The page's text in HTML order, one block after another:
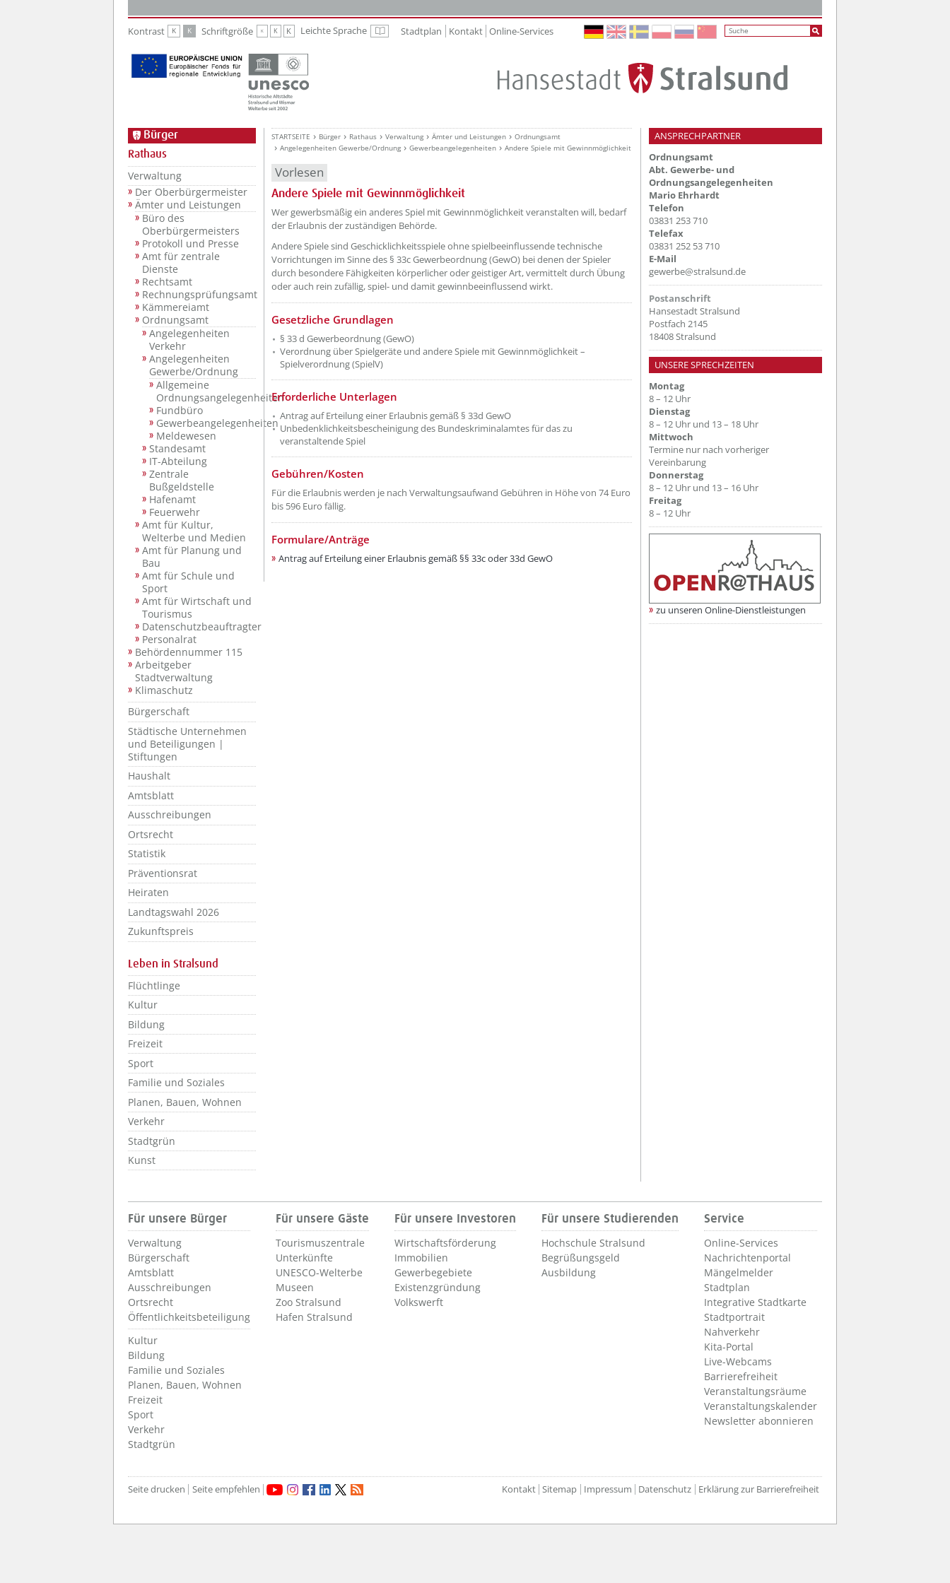
Kontrast K K Schriftgröße K K K Leichte Sprache Leichte Sprache
Stadtplan Kontakt Online-Services
Bürger
Rathaus
Verwaltung
Der Oberbürgermeister
Ämter und Leistungen
Büro des
Oberbürgermeisters
Protokoll und Presse
Amt für zentrale
Dienste
Rechtsamt
Rechnungsprüfungsamt
Kämmereiamt
Ordnungsamt
Angelegenheiten
Verkehr
Angelegenheiten
Gewerbe/Ordnung
Allgemeine
Ordnungsangelegenheiten
Fundbüro
Gewerbeangelegenheiten
Meldewesen
Standesamt
IT-Abteilung
Zentrale
Bußgeldstelle
Hafenamt
Feuerwehr
Amt für Kultur,
Welterbe und Medien
Amt für Planung und
Bau
Amt für Schule und
Sport
Amt für Wirtschaft und
Tourismus
Datenschutzbeauftragter
Personalrat
Behördennummer 115
Arbeitgeber
Stadtverwaltung
Klimaschutz
Bürgerschaft
Städtische Unternehmen
und Beteiligungen |
Stiftungen
Haushalt
Amtsblatt
Ausschreibungen
Ortsrecht
Statistik
Präventionsrat
Heiraten
Landtagswahl 2026
Zukunftspreis
Leben in Stralsund
Flüchtlinge
Kultur
Bildung
Freizeit
Sport
Familie und Soziales
Planen, Bauen, Wohnen
Verkehr
Stadtgrün
Kunst
STARTSEITE Bürger Rathaus Verwaltung Ämter und Leistungen
Ordnungsamt
Angelegenheiten Gewerbe/Ordnung
Gewerbeangelegenheiten Andere Spiele mit Gewinnmöglichkeit
Vorlesen
Andere Spiele mit Gewinnmöglichkeit
Wer gewerbsmäßig ein anderes Spiel mit Gewinnmöglichkeit veranstalten will, bedarf
der Erlaubnis der zuständigen Behörde.
Andere Spiele sind Geschicklichkeitsspiele ohne spielbeeinflussende technische
Vorrichtungen im Sinne des § 33c Gewerbeordnung (GewO) bei denen der Spieler
durch besondere Fähigkeiten körperlicher oder geistiger Art, vermittelt durch Übung
oder auch rein zufällig, spiel- und damit gewinnbeeinflussend wirkt.
Gesetzliche Grundlagen
§ 33 d Gewerbeordnung (GewO)
Verordnung über Spielgeräte und andere Spiele mit Gewinnmöglichkeit –
Spielverordnung (SpielV)
Erforderliche Unterlagen
Antrag auf Erteilung einer Erlaubnis gemäß § 33d GewO
Unbedenklichkeitsbescheinigung des Bundeskriminalamtes für das zu
veranstaltende Spiel
Gebühren/Kosten
Für die Erlaubnis werden je nach Verwaltungsaufwand Gebühren in Höhe von 74 Euro
bis 596 Euro fällig.
Formulare/Anträge
Antrag auf Erteilung einer Erlaubnis gemäß §§ 33c oder 33d GewO
ANSPRECHPARTNER
Ordnungsamt
Abt. Gewerbe- und
Ordnungsangelegenheiten
Mario Ehrhardt
Telefon
03831 253 710
Telefax
03831 252 53 710
E-Mail
gewerbe@stralsund.de
Postanschrift
Hansestadt Stralsund
Postfach 2145
18408 Stralsund
UNSERE SPRECHZEITEN
Montag
8 – 12 Uhr
Dienstag
8 – 12 Uhr und 13 – 18 Uhr
Mittwoch
Termine nur nach vorheriger
Vereinbarung
Donnerstag
8 – 12 Uhr und 13 – 16 Uhr
Freitag
8 – 12 Uhr
zu unseren Online-Dienstleistungen
Für unsere Bürger
Verwaltung
Bürgerschaft
Amtsblatt
Ausschreibungen
Ortsrecht
Öffentlichkeitsbeteiligung
Kultur
Bildung
Familie und Soziales
Planen, Bauen, Wohnen
Freizeit
Sport
Verkehr
Stadtgrün
Für unsere Gäste
Tourismuszentrale
Unterkünfte
UNESCO-Welterbe
Museen
Zoo Stralsund
Hafen Stralsund
Für unsere Investoren
Wirtschaftsförderung
Immobilien
Gewerbegebiete
Existenzgründung
Volkswerft
Für unsere Studierenden
Hochschule Stralsund
Begrüßungsgeld
Ausbildung
Service
Online-Services
Nachrichtenportal
Mängelmelder
Stadtplan
Integrative Stadtkarte
Stadtportrait
Nahverkehr
Kita-Portal
Live-Webcams
Barrierefreiheit
Veranstaltungsräume
Veranstaltungskalender
Newsletter abonnieren
Seite drucken Seite empfehlen Kontakt Sitemap Impressum Datenschutz Erklärung zur Barrierefreiheit